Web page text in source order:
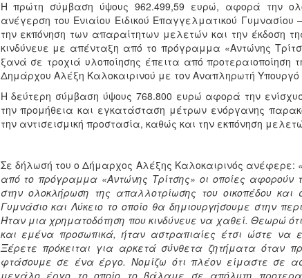
Η πρώτη σύμβαση ύψους 962.499,59 ευρώ, αφορά την
ανέγερση του Ενιαίου Ειδικού Επαγγελματικού
την εκπόνηση των απαραίτητων μελετών και την έκδοση
κινδύνευε με απένταξη από το πρόγραμμα «Αντώνης
ξανά σε τροχιά υλοποίησης έπειτα από προτεραιοποίηση
Δημάρχου Αλέξη Καλοκαιρινού με τον Αναπληρωτή
Η δεύτερη σύμβαση ύψους 768.800 ευρώ αφορά την
την προμήθεια και εγκατάσταση μέτρων ενόργανης
την αντισεισμική προστασία, καθώς και την εκπόνηση
Σε δήλωσή του ο Δήμαρχος Αλέξης Καλοκαιρινός ανέφερε:
από το πρόγραμμα «Αντώνης Τρίτσης» οι οποίες
στην ολοκλήρωση της απαλλοτρίωσης του οικοπέδου
Γυμνάσιο και Λύκειο το οποίο θα δημιουργήσουμε στην
Ήταν μια χρηματοδότηση που κινδύνευε να χαθεί. Θεωρώ
και εμένα προσωπικά, ήταν αστραπιαίες έτσι ώστε να
Ξέρετε πρόκειται για αρκετά σύνθετα ζητήματα όταν
φτάσουμε σε ένα έργο. Νομίζω ότι πλέον είμαστε σε
μεγάλο έργο το οποίο το βάλαμε σε απόλυτη